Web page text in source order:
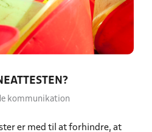
kommunikation
er med til at forhindre, at